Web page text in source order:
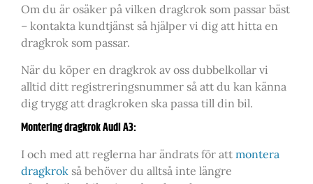
Om du är osäker på vilken dragkrok som passar bäst
– kontakta kundtjänst så hjälper vi dig att hitta en
dragkrok som passar.
När du köper en dragkrok av oss dubbelkollar vi
alltid ditt registreringsnummer så att du kan känna
dig trygg att dragkroken ska passa till din bil.
Montering dragkrok Audi A3:
I och med att reglerna har ändrats för att montera
dragkrok så behöver du alltså inte längre